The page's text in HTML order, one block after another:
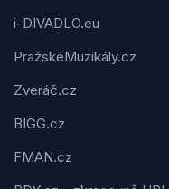
i-DIVADLO.eu
PražskéMuzikály.cz
Zveráč.cz
BIGG.cz
FMAN.cz